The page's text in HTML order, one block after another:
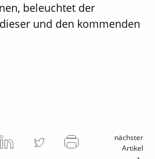
beleuchtet der
und den kommenden
nächster
Artikel